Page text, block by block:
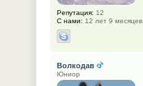
Репутация: 12
С нами: 12 лет 9 месяцев
Волкодав
Юниор